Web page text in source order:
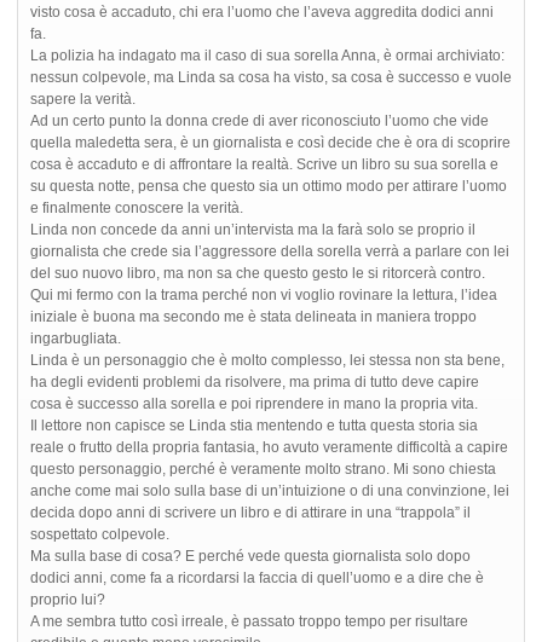
visto cosa è accaduto, chi era l’uomo che l’aveva aggredita dodici anni
fa.
La polizia ha indagato ma il caso di sua sorella Anna, è ormai archiviato:
nessun colpevole, ma Linda sa cosa ha visto, sa cosa è successo e vuole
sapere la verità.
Ad un certo punto la donna crede di aver riconosciuto l’uomo che vide
quella maledetta sera, è un giornalista e così decide che è ora di scoprire
cosa è accaduto e di affrontare la realtà. Scrive un libro su sua sorella e
su questa notte, pensa che questo sia un ottimo modo per attirare l’uomo
e finalmente conoscere la verità.
Linda non concede da anni un’intervista ma la farà solo se proprio il
giornalista che crede sia l’aggressore della sorella verrà a parlare con lei
del suo nuovo libro, ma non sa che questo gesto le si ritorcerà contro.
Qui mi fermo con la trama perché non vi voglio rovinare la lettura, l’idea
iniziale è buona ma secondo me è stata delineata in maniera troppo
ingarbugliata.
Linda è un personaggio che è molto complesso, lei stessa non sta bene,
ha degli evidenti problemi da risolvere, ma prima di tutto deve capire
cosa è successo alla sorella e poi riprendere in mano la propria vita.
Il lettore non capisce se Linda stia mentendo e tutta questa storia sia
reale o frutto della propria fantasia, ho avuto veramente difficoltà a capire
questo personaggio, perché è veramente molto strano. Mi sono chiesta
anche come mai solo sulla base di un’intuizione o di una convinzione, lei
decida dopo anni di scrivere un libro e di attirare in una “trappola” il
sospettato colpevole.
Ma sulla base di cosa? E perché vede questa giornalista solo dopo
dodici anni, come fa a ricordarsi la faccia di quell’uomo e a dire che è
proprio lui?
A me sembra tutto così irreale, è passato troppo tempo per risultare